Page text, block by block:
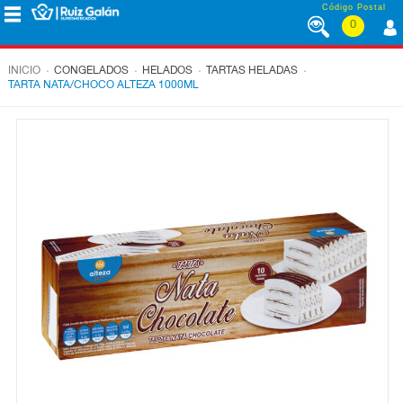
Saltar al contenido Código Postal
0
CORPORATIVO
INICIO . CONGELADOS . HELADOS . TARTAS HELADAS .
TARTA NATA/CHOCO ALTEZA 1000ML